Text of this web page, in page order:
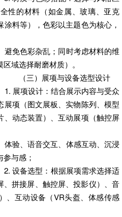
性的材料（如金属、玻璃、亚克
料等），色彩以主题色为核心，
避免色彩杂乱；同时考虑材料的维
域选择耐磨材质）。
（三）展项与设备选型设计
1. 展项设计：结合展示内容与受众
展项（图文展板、实物陈列、模型
、动态装置）、互动展项（触控屏
体验、语音交互、体感互动、沉浸
与感；
2. 设备选型：根据展项需求选择适
拼接屏、触控屏、投影仪）、音
、互动设备（VR头盔、体感传感